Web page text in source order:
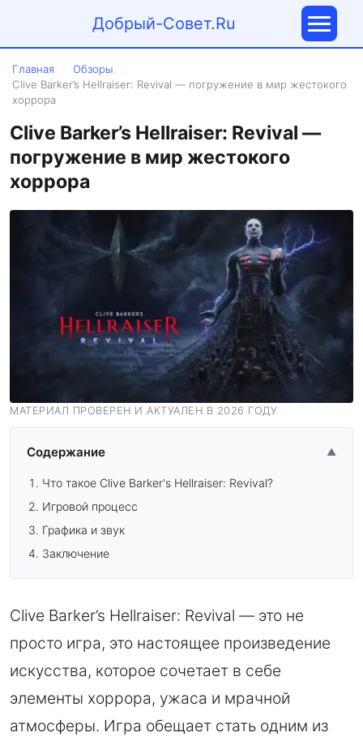
Добрый-Совет.Ru
Главная Обзоры
Clive Barker’s Hellraiser: Revival — погружение в мир жестокого
хоррора
Clive Barker’s Hellraiser: Revival —
погружение в мир жестокого
хоррора
МАТЕРИАЛ ПРОВЕРЕН И АКТУАЛЕН В 2026 ГОДУ
Содержание ▲
Что такое Clive Barker's Hellraiser: Revival?
Игровой процесс
Графика и звук
Заключение
Clive Barker’s Hellraiser: Revival — это не
просто игра, это настоящее произведение
искусства, которое сочетает в себе
элементы хоррора, ужаса и мрачной
атмосферы. Игра обещает стать одним из